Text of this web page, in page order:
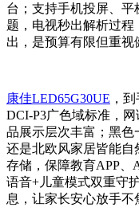
台；支持手机投屏、
题，电视秒出解析过程
出，是预算有限但重视
康佳LED65G30UE ，
DCI-P3广色域标准，
品展示层次丰富；黑
还是北欧风家居皆能自
存储，保障教育APP、
语音+儿童模式双重守
息，让家长安心放手不